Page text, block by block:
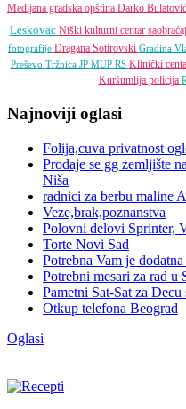
Medijana gradska opština Darko Bulatović
Leskovac Niški kulturni centar saobraćaj
fotografije Dragana Sotirovski Gradina
Preševo Tržnica JP MUP RS Klinički
Kuršumlija policija
Najnoviji oglasi
Folija,cuva privatnost
Prodaje se gg zemljište
Niša
radnici za berbu maline
Veze,brak,poznanstva
Polovni delovi Sprinter,
Torte Novi Sad
Potrebna Vam je dodatna
Potrebni mesari za rad
Pametni Sat-Sat za
Otkup telefona Beograd
Oglasi